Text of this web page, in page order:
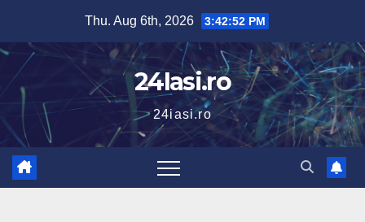
content
Thu. Aug 6th, 2026 3:42:53 PM
24Iasi.ro
24iasi.ro